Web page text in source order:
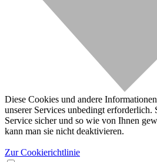
Diese Cookies und andere
unserer Services unbedingt erforderlich.
Service sicher und so wie von Ihnen
kann man sie nicht deaktivieren.
Zur Cookierichtlinie